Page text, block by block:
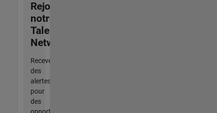
Rejoignez
notre
Talent
Network
Recevez
des
alertes
pour
des
opportunités